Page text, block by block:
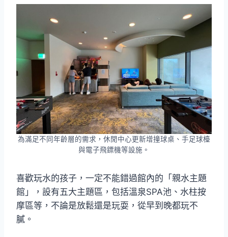
為滿足不同年齡層的需求，休閒中心更新增撞球桌、手足球檯
與電子飛鏢機等設施。
喜歡玩水的孩子，一定不能錯過館內的「親水主題
館」，設有五大主題區，包括溫泉SPA池、水柱按
摩區等，不論是放鬆還是玩耍，從早到晚都玩不
膩。